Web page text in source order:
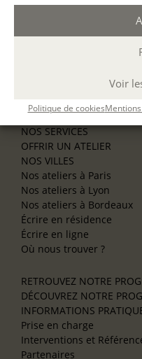
Voir
Politique de cookies
L’école d’écriture
La fabrique du manuscrit
Se former à la biographie
NOS SERVICES
OFFRIR UN ATELIER
NOS VILLES
Nos ateliers à Paris
Nos ateliers à Lyon
Nos ateliers à Bordeaux
Écrire en résidence
Écrire en ligne
Où nous trouver ?
RETROUVEZ NOTRE
DÉCOUVREZ NOTRE
INFORMATIONS
Prise en charge
Interventions et
Partenaires